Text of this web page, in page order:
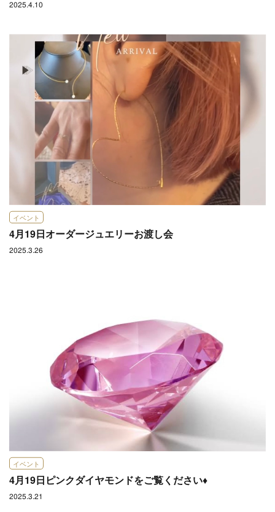
2025.4.10
イベント
4月19日オーダージュエリーお渡し会
2025.3.26
イベント
4月19日ピンクダイヤモンドをご覧ください♦
2025.3.21